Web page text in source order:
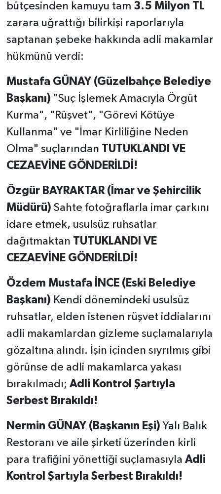
bütçesinden kamuyu tam 3.5 Milyon TL
zarara uğrattığı bilirkişi raporlarıyla
saptanan şebeke hakkında adli makamlar
hükmünü verdi:
Mustafa GÜNAY (Güzelbahçe Belediye
Başkanı) "Suç İşlemek Amacıyla Örgüt
Kurma", "Rüşvet", "Görevi Kötüye
Kullanma" ve "İmar Kirliliğine Neden
Olma" suçlarından TUTUKLANDI VE
CEZAEVİNE GÖNDERİLDİ!
Özgür BAYRAKTAR (İmar ve Şehircilik
Müdürü) Sahte fotoğraflarla imar çarkını
idare etmek, usulsüz ruhsatlar
dağıtmaktan TUTUKLANDI VE
CEZAEVİNE GÖNDERİLDİ!
Özdem Mustafa İNCE (Eski Belediye
Başkanı) Kendi dönemindeki usulsüz
ruhsatlar, elden istenen rüşvet iddialarını
adli makamlardan gizleme suçlamalarıyla
gözaltına alındı. İşin içinden sıyrılmış gibi
görünse de adli makamlarca yakası
bırakılmadı; Adli Kontrol Şartıyla
Serbest Bırakıldı!
Nermin GÜNAY (Başkanın Eşi) Yalı Balık
Restoranı ve aile şirketi üzerinden kirli
para trafiğini yönettiği suçlamasıyla Adli
Kontrol Şartıyla Serbest Bırakıldı!